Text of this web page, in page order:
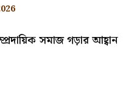
সমাজ গড়ার আহ্বান